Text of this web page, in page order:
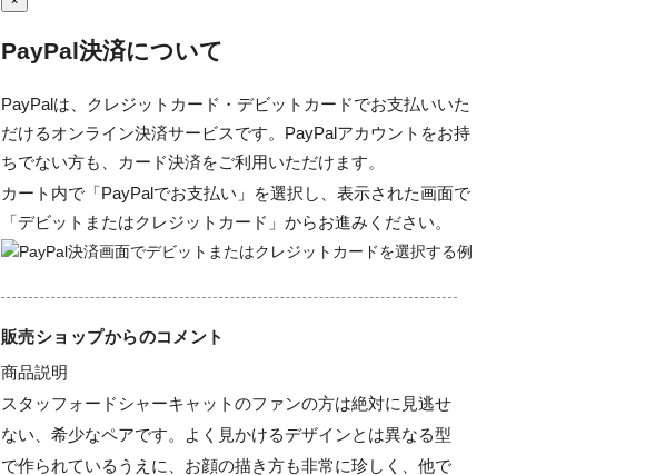
PayPal決済について
PayPalは、クレジットカード・デビットカードでお支払いいた
だけるオンライン決済サービスです。PayPalアカウントをお持
ちでない方も、カード決済をご利用いただけます。
カート内で「PayPalでお支払い」を選択し、表示された画面で
「デビットまたはクレジットカード」からお進みください。
販売ショップからのコメント
商品説明
スタッフォードシャーキャットのファンの方は絶対に見逃せ
ない、希少なペアです。よく見かけるデザインとは異なる型
で作られているうえに、お顔の描き方も非常に珍しく、他で